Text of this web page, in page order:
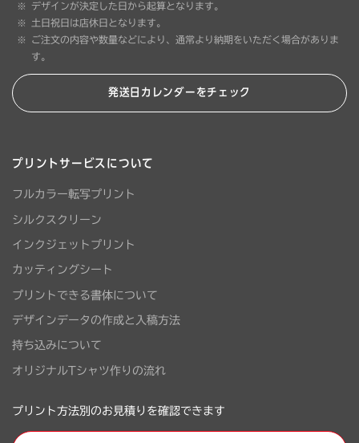
デザインが決定した日から起算となります。
土日祝日は店休日となります。
ご注文の内容や数量などにより、通常より納期をいただく場合がありま
す。
発送日カレンダーをチェック
プリントサービスについて
フルカラー転写プリント
シルクスクリーン
インクジェットプリント
カッティングシート
プリントできる書体について
デザインデータの作成と入稿方法
持ち込みについて
オリジナルTシャツ作りの流れ
プリント方法別のお見積りを確認できます